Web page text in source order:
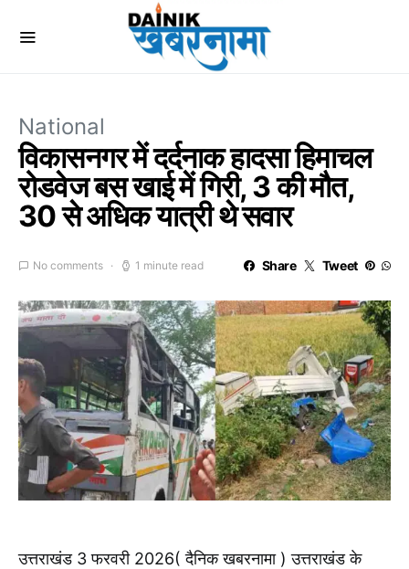
National
विकासनगर में दर्दनाक हादसा हिमाचल
रोडवेज बस खाई में गिरी, 3 की मौत,
30 से अधिक यात्री थे सवार
No comments 1 minute read Share Tweet
उत्तराखंड 3 फरवरी 2026( दैनिक खबरनामा ) उत्तराखंड के